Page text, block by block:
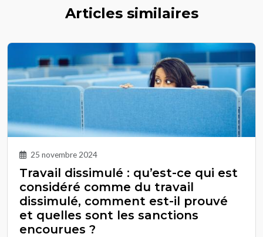
Articles similaires
25 novembre 2024
Travail dissimulé : qu’est-ce qui est
considéré comme du travail
dissimulé, comment est-il prouvé
et quelles sont les sanctions
encourues ?